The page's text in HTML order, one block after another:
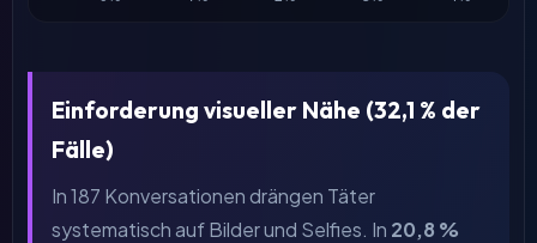
Einforderung visueller Nähe (32,1 % der
Fälle)
In 187 Konversationen drängen Täter
systematisch auf Bilder und Selfies. In 20,8 %